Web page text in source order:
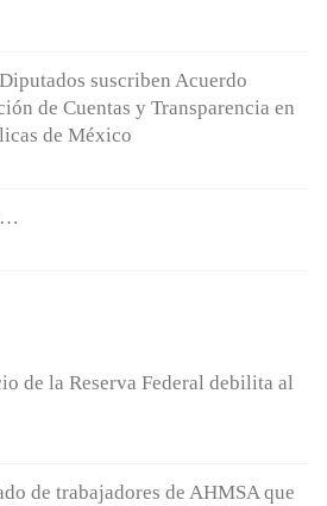
suscriben Acuerdo
de Cuentas y Transparencia en
de México
de la Reserva Federal debilita al
de trabajadores de AHMSA que